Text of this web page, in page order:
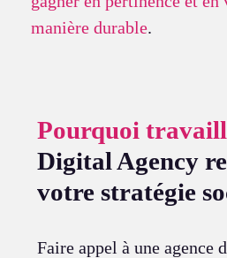
manière durable.
Pourquoi
Digital Agency
votre stratégie
Faire appel à une agence